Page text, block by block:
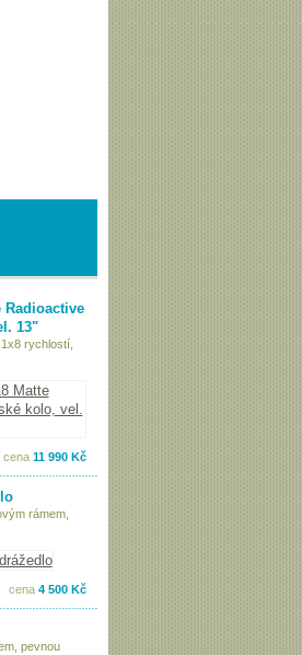
Radioactive
13"
rychlostí,
cena 11 990 Kč
rámem,
cena 4 500 Kč
pevnou